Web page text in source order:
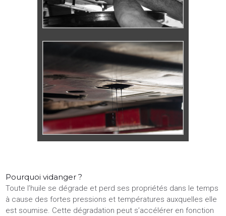
Pourquoi vidanger ?
Toute l’huile se dégrade et perd ses propriétés dans le temps
à cause des fortes pressions et températures auxquelles elle
est soumise. Cette dégradation peut s’accélérer en fonction